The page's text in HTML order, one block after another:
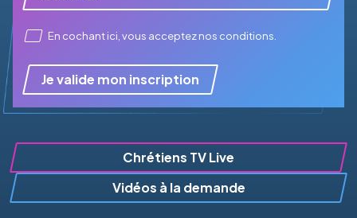
En cochant ici, vous accepteznos conditions
Je valide mon inscription
Chrétiens TV Live
Vidéos à la demande